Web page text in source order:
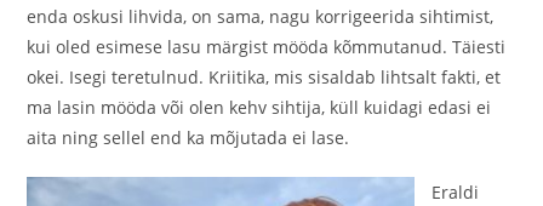
enda oskusi lihvida, on sama, nagu korrigeerida sihtimist,
kui oled esimese lasu märgist mööda kõmmutanud. Täiesti
okei. Isegi teretulnud. Kriitika, mis sisaldab lihtsalt fakti, et
ma lasin mööda või olen kehv sihtija, küll kuidagi edasi ei
aita ning sellel end ka mõjutada ei lase.
Eraldi